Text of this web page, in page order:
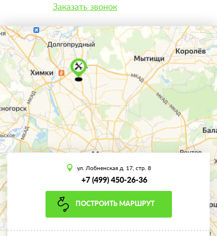
Заказать звонок
ул. Лобненская д. 17, стр. 8
+7 (499) 450-26-36
ПОСТРОИТЬ МАРШРУТ